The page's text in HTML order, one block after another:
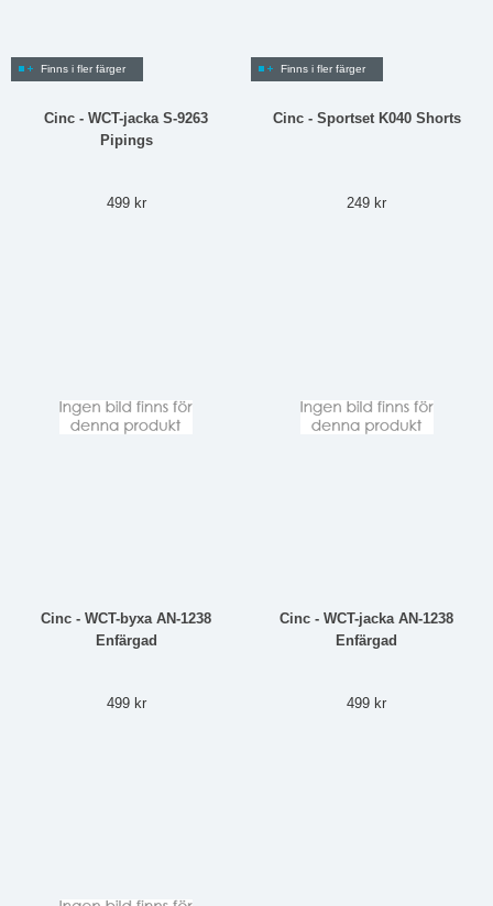
Finns i fler färger
Cinc - WCT-jacka S-9263
Pipings
499 kr
Finns i fler färger
Cinc - Sportset K040 Shorts
249 kr
Cinc - WCT-byxa AN-1238
Enfärgad
499 kr
Cinc - WCT-jacka AN-1238
Enfärgad
499 kr